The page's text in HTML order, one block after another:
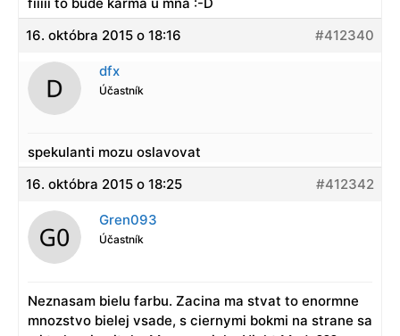
16. októbra 2015 o 18:16
#412340
dfx
Účastník
spekulanti mozu oslavovat
16. októbra 2015 o 18:25
#412342
Gren093
Účastník
Neznasam bielu farbu. Zacina ma stvat to enormne
mnozstvo bielej vsade, s ciernymi bokmi na strane sa